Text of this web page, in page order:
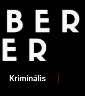
Kriminális